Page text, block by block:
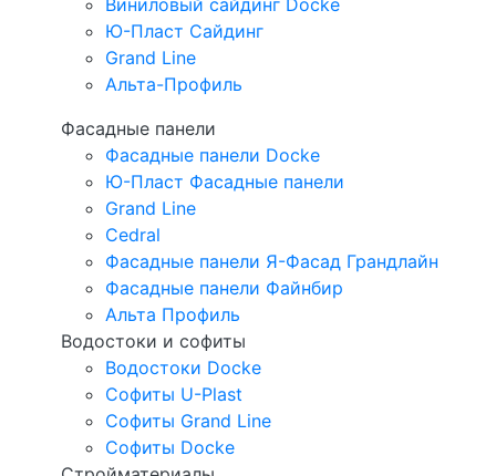
Виниловый сайдинг Docke
Ю-Пласт Сайдинг
Grand Line
Альта-Профиль
Фасадные панели
Фасадные панели Docke
Ю-Пласт Фасадные панели
Grand Line
Cedral
Фасадные панели Я-Фасад Грандлайн
Фасадные панели Файнбир
Альта Профиль
Водостоки и софиты
Водостоки Docke
Софиты U-Plast
Софиты Grand Line
Софиты Docke